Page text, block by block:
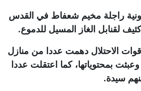
راجلة مخيم شعفاط في القدس
لقنابل الغاز المسيل للدموع.
الاحتلال دهمت عددا من منازل
بمحتوياتها، كما اعتقلت عددا
سيدة.